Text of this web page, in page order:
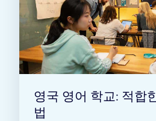
영국 영어 학교: 적합
법